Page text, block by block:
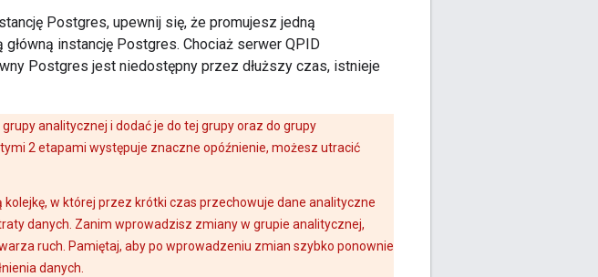
Postgres, upewnij się, że promujesz jedną
instancję Postgres. Chociaż serwer QPID
Postgres jest niedostępny przez dłuższy czas, istnieje
analitycznej i dodać je do tej grupy oraz do grupy
2 etapami występuje znaczne opóźnienie, możesz utracić
w której przez krótki czas przechowuje dane analityczne
danych. Zanim wprowadzisz zmiany w grupie analitycznej,
ruch. Pamiętaj, aby po wprowadzeniu zmian szybko ponownie
danych.